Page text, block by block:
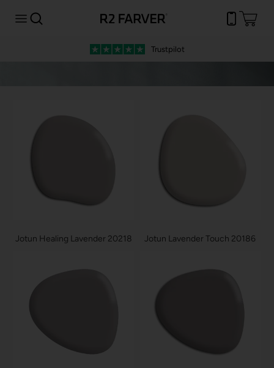
Trustpilot
Jotun Healing Lavender 20218 Jotun Lavender Touch 20186